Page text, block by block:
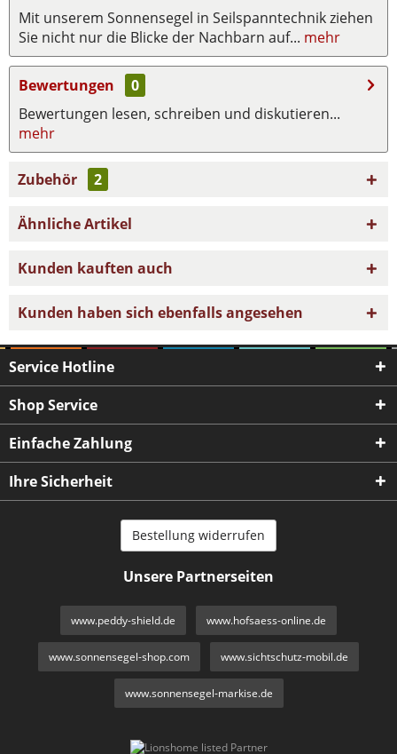
Mit unserem Sonnensegel in Seilspanntechnik ziehen
Sie nicht nur die Blicke der Nachbarn auf... mehr
Bewertungen
0
Bewertungen lesen, schreiben und diskutieren...
mehr
Zubehör 2
Ähnliche Artikel
Kunden kauften auch
Kunden haben sich ebenfalls angesehen
Service Hotline
Shop Service
Einfache Zahlung
Ihre Sicherheit
Bestellung widerrufen
Unsere Partnerseiten
www.peddy-shield.de www.hofsaess-online.de
www.sonnensegel-shop.com www.sichtschutz-mobil.de
www.sonnensegel-markise.de